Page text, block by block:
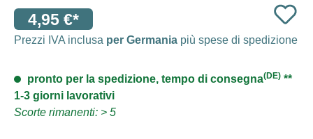
4,95 €*
Prezzi IVA inclusa per Germania più spese di spedizione
pronto per la spedizione, tempo di consegna(DE) **
1-3 giorni lavorativi
Scorte rimanenti: > 5